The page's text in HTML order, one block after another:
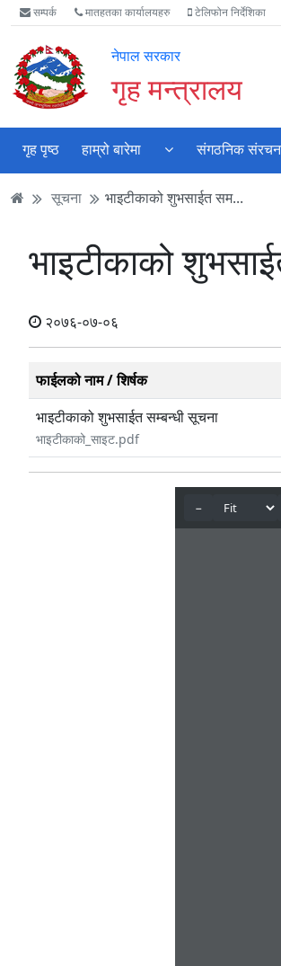
Accessibility
Mode
गर्नुहोस्
मुख्य
सामाग्री
पढ्नुहाेस्
मुख्य
नेभिगेसन
पढ्नुहाेस्
वेबसाइट
खोजमा
जानुहोस्
सम्पर्क मातहतका कार्यालयहरु टेलिफोन निर्देशिका
नेपाल सरकार
गृह मन्त्रालय
गृह पृष्ठ हाम्रो बारेमा संगठनिक
सूचना भाइटीकाको शुभसाईत सम...
भाइटीकाको
२०७६-०७-०६
फाईलको नाम / शिर्षक
भाइटीकाको शुभसाईत सम्बन्धी सूचना
भाइटीकाको_साइट.pdf